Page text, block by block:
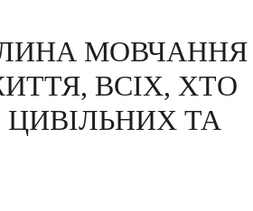
МОВЧАННЯ
ВСІХ, ХТО
ТА